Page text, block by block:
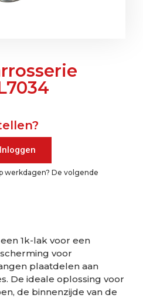
Inloggen
werkdagen? De volgende
een 1k-lak voor een
voor
plaatdelen aan
De ideale oplossing voor
de binnenzijde van de